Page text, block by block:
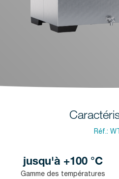
Réf.:
jusqu'à +100 °C
Gamme des températures